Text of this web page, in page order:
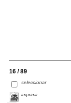
16 / 89
seleccionar
imprimir